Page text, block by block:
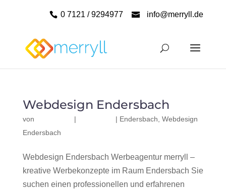
0 7121 / 9294977 info@merryll.de
Webdesign Endersbach
von | | Endersbach Webdesign
Endersbach
Webdesign Endersbach Werbeagentur merryll –
kreative Werbekonzepte im Raum Endersbach Sie
suchen einen professionellen und erfahrenen